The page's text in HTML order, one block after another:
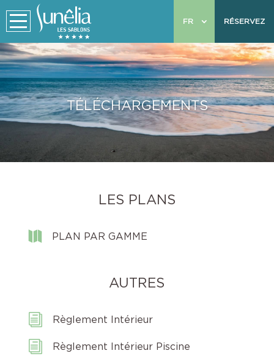
RÉSERVEZ
FR
TÉLÉCHARGEMENTS
LES PLANS
 PLAN PAR GAMME
AUTRES
i Règlement Intérieur
i Règlement Intérieur Piscine